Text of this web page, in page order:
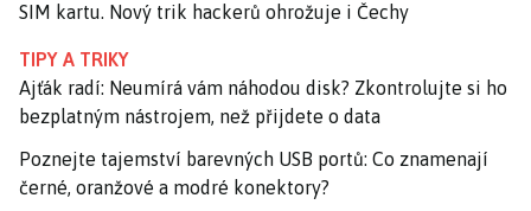
SIM kartu. Nový trik hackerů ohrožuje i Čechy
TIPY A TRIKY
Ajťák radí: Neumírá vám náhodou disk? Zkontrolujte si ho
bezplatným nástrojem, než přijdete o data
Poznejte tajemství barevných USB portů: Co znamenají
černé, oranžové a modré konektory?